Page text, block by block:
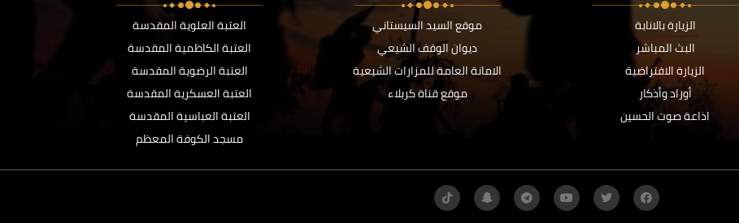
الزيارة بالانابة
البث المباشر
الزيارة الافتراضية
أوراد وأذكار
اذاعة صوت الحسين
موقع السيد السيستاني
ديوان الوقف الشيعي
الامانة العامة للمزارات الشيعية
موقع قناة كربلاء
العتبة العلوية المقدسة
العتبة الكاظمية المقدسة
العتبة الرضوية المقدسة
العتبة العسكرية المقدسة
العتبة العباسية المقدسة
مسجد الكوفة المعظم